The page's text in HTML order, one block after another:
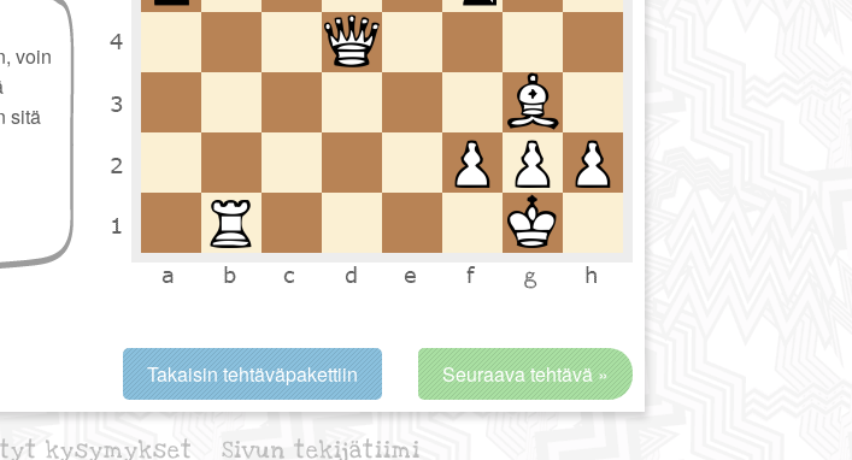
voin
sitä
Seuraava tehtävä »
Takaisin tehtäväpakettiin
kysymykset Sivun tekijätiimi